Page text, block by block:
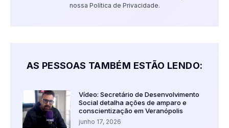
nossa Política de Privacidade.
AS PESSOAS TAMBÉM ESTÃO LENDO:
Vídeo: Secretário de Desenvolvimento
Social detalha ações de amparo e
conscientização em Veranópolis
junho 17, 2026